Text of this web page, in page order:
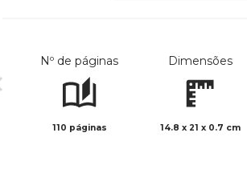
Nº de páginas
110 páginas
Dimensões
14.8 x 21 x 0.7 cm